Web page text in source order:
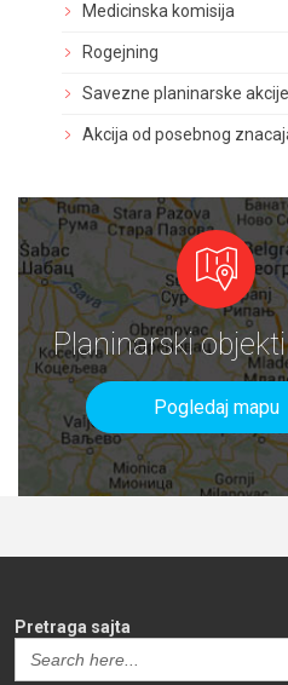
Medicinska komisija
Rogejning
Savezne planinarske akcije
Akcija od posebnog
Planinarski
Pogledaj mapu
Pretraga sajta
Search
for: